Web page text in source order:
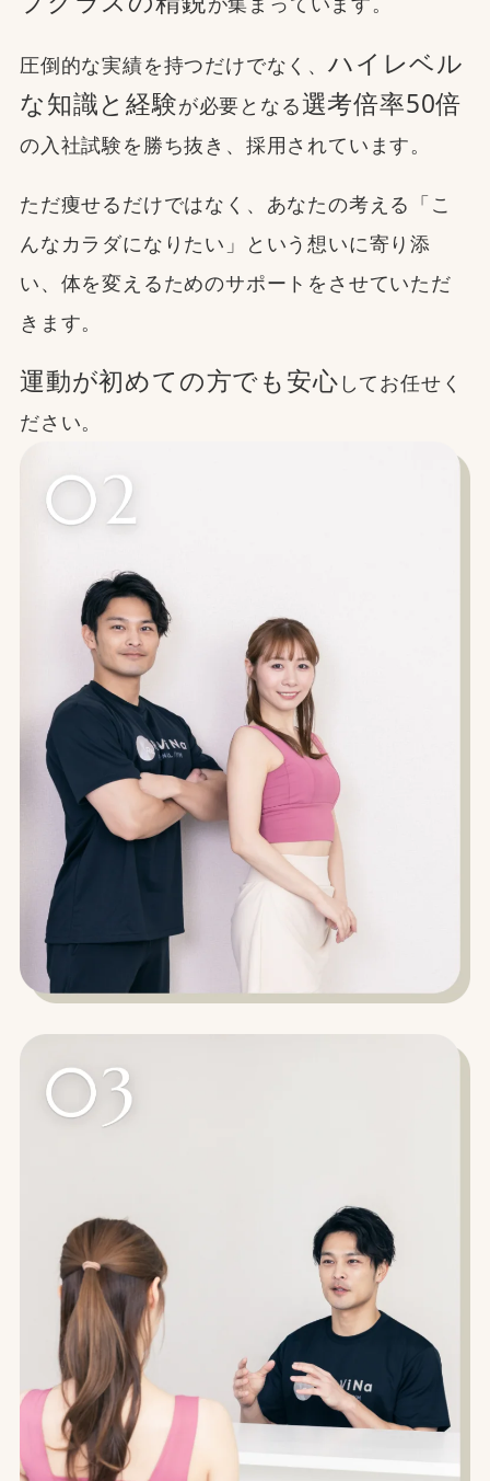
圧倒的な実績を持つだけでなく、ハイレベル
な知識と経験が必要となる選考倍率50倍
の入社試験を勝ち抜き、採用されています。
ただ痩せるだけではなく、あなたの考える「こ
んなカラダになりたい」という想いに寄り添
い、体を変えるためのサポートをさせていただ
きます。
運動が初めての方でも安心 してお任せく
ださい。